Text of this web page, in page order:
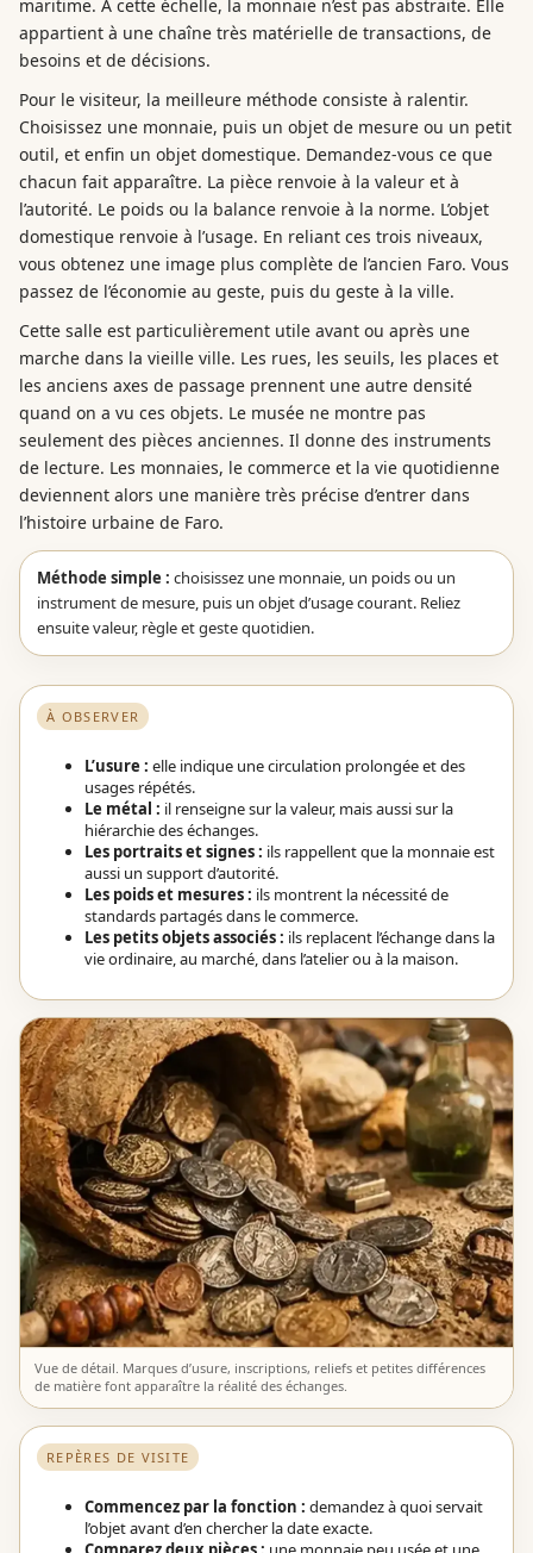
maritime. À cette échelle, la monnaie n’est pas abstraite. Elle
appartient à une chaîne très matérielle de transactions, de
besoins et de décisions.
Pour le visiteur, la meilleure méthode consiste à ralentir.
Choisissez une monnaie, puis un objet de mesure ou un petit
outil, et enfin un objet domestique. Demandez-vous ce que
chacun fait apparaître. La pièce renvoie à la valeur et à
l’autorité. Le poids ou la balance renvoie à la norme. L’objet
domestique renvoie à l’usage. En reliant ces trois niveaux,
vous obtenez une image plus complète de l’ancien Faro. Vous
passez de l’économie au geste, puis du geste à la ville.
Cette salle est particulièrement utile avant ou après une
marche dans la vieille ville. Les rues, les seuils, les places et
les anciens axes de passage prennent une autre densité
quand on a vu ces objets. Le musée ne montre pas
seulement des pièces anciennes. Il donne des instruments
de lecture. Les monnaies, le commerce et la vie quotidienne
deviennent alors une manière très précise d’entrer dans
l’histoire urbaine de Faro.
Méthode simple : choisissez une monnaie, un poids ou un
instrument de mesure, puis un objet d’usage courant. Reliez
ensuite valeur, règle et geste quotidien.
À OBSERVER
L’usure : elle indique une circulation prolongée et des
usages répétés.
Le métal : il renseigne sur la valeur, mais aussi sur la
hiérarchie des échanges.
Les portraits et signes : ils rappellent que la monnaie est
aussi un support d’autorité.
Les poids et mesures : ils montrent la nécessité de
standards partagés dans le commerce.
Les petits objets associés : ils replacent l’échange dans la
vie ordinaire, au marché, dans l’atelier ou à la maison.
Vue de détail. Marques d’usure, inscriptions, reliefs et petites différences
de matière font apparaître la réalité des échanges.
REPÈRES DE VISITE
Commencez par la fonction : demandez à quoi servait
l’objet avant d’en chercher la date exacte.